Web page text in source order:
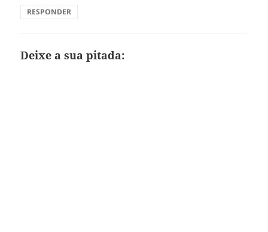
RESPONDER
Deixe a sua pitada: